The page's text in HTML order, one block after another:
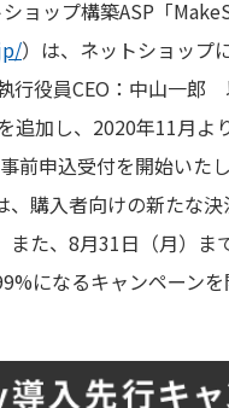
ョップ構築ASP「
）は、ネットショップ
行役員CEO：中山一郎
追加し、2020年11月よ
前申込受付を開始いたし
購入者向けの新たな決
た、8月31日（月）ま
になるキャンペーンを